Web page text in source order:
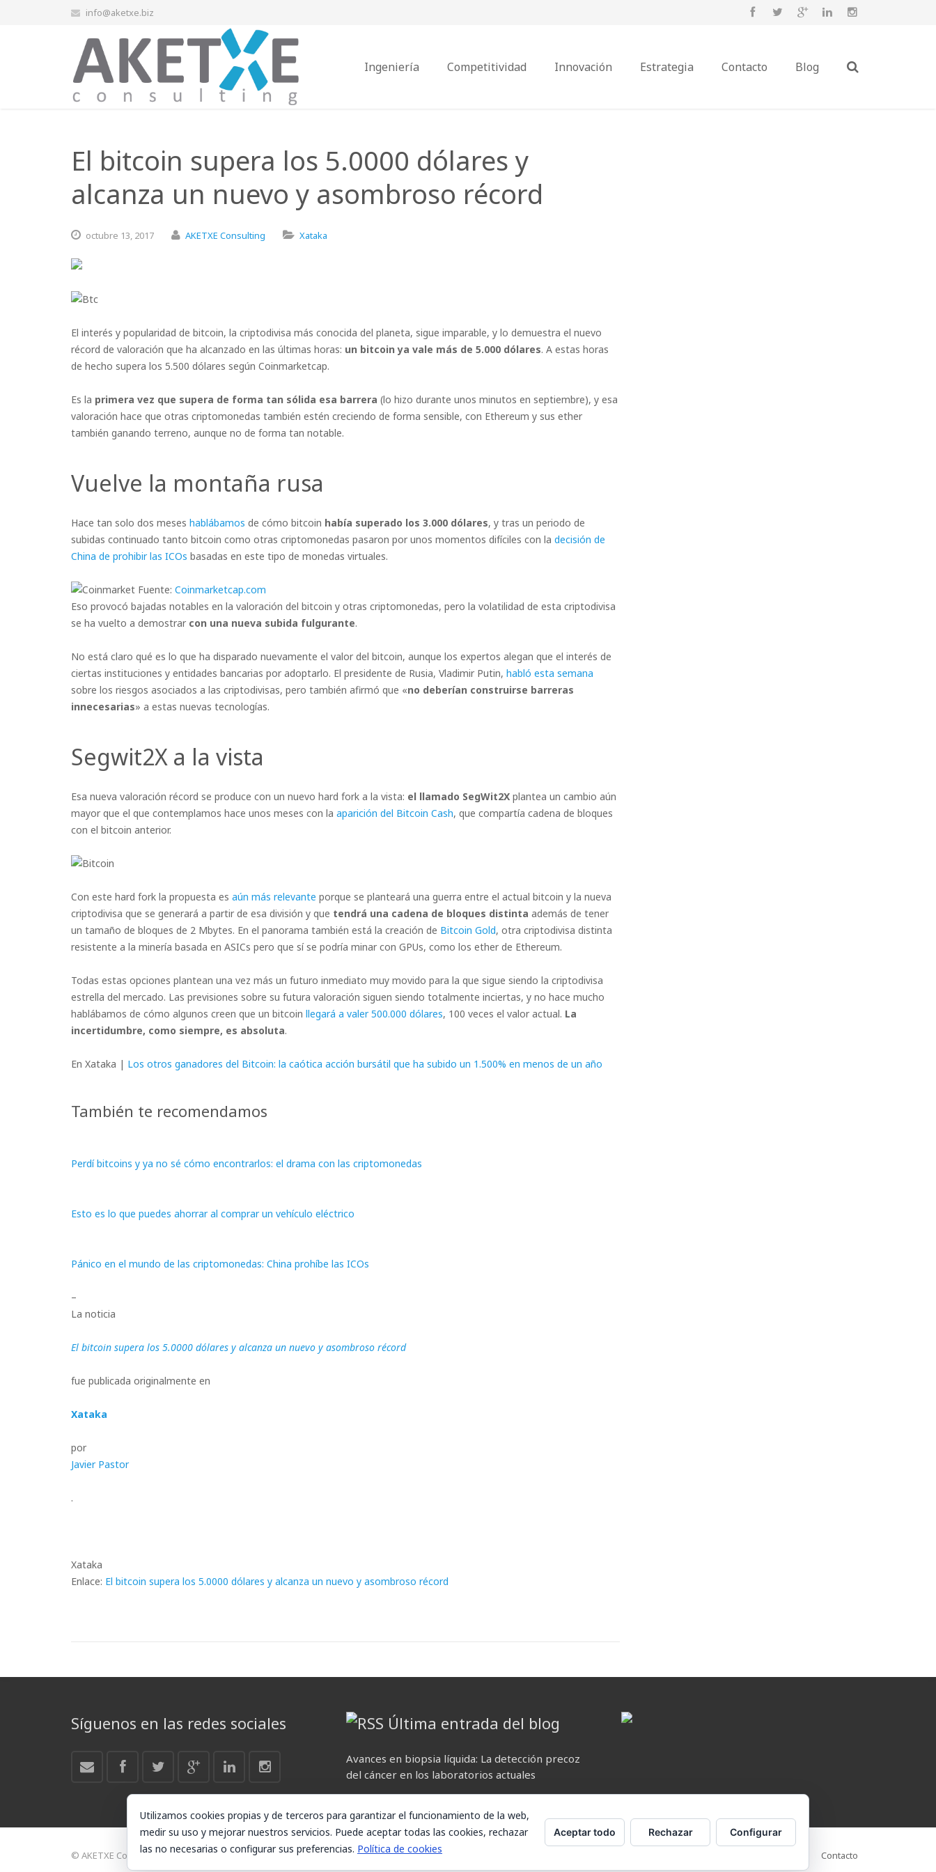
info@aketxe.biz
Ingeniería Competitividad Innovación Estrategia Contacto Blog
El bitcoin supera los 5.0000 dólares y
alcanza un nuevo y asombroso récord
octubre 13, 2017 AKETXE Consulting Xataka
El interés y popularidad de bitcoin, la criptodivisa más conocida del planeta, sigue imparable, y lo demuestra el nuevo
récord de valoración que ha alcanzado en las últimas horas: un bitcoin ya vale más de 5.000 dólares. A estas horas
de hecho supera los 5.500 dólares según Coinmarketcap.
Es la primera vez que supera de forma tan sólida esa barrera (lo hizo durante unos minutos en septiembre), y esa
valoración hace que otras criptomonedas también estén creciendo de forma sensible, con Ethereum y sus ether
también ganando terreno, aunque no de forma tan notable.
Vuelve la montaña rusa
Hace tan solo dos meses hablábamos de cómo bitcoin había superado los 3.000 dólares, y tras un periodo de
subidas continuado tanto bitcoin como otras criptomonedas pasaron por unos momentos difíciles con la decisión de
China de prohibir las ICOs basadas en este tipo de monedas virtuales.
Fuente: Coinmarketcap.com
Eso provocó bajadas notables en la valoración del bitcoin y otras criptomonedas, pero la volatilidad de esta criptodivisa
se ha vuelto a demostrar con una nueva subida fulgurante.
No está claro qué es lo que ha disparado nuevamente el valor del bitcoin, aunque los expertos alegan que el interés de
ciertas instituciones y entidades bancarias por adoptarlo. El presidente de Rusia, Vladimir Putin, habló esta semana
sobre los riesgos asociados a las criptodivisas, pero también afirmó que «no deberían construirse barreras
innecesarias» a estas nuevas tecnologías.
Segwit2X a la vista
Esa nueva valoración récord se produce con un nuevo hard fork a la vista: el llamado SegWit2X plantea un cambio aún
mayor que el que contemplamos hace unos meses con la aparición del Bitcoin Cash, que compartía cadena de bloques
con el bitcoin anterior.
Con este hard fork la propuesta es aún más relevante porque se planteará una guerra entre el actual bitcoin y la nueva
criptodivisa que se generará a partir de esa división y que tendrá una cadena de bloques distinta además de tener
un tamaño de bloques de 2 Mbytes. En el panorama también está la creación de Bitcoin Gold, otra criptodivisa distinta
resistente a la minería basada en ASICs pero que sí se podría minar con GPUs, como los ether de Ethereum.
Todas estas opciones plantean una vez más un futuro inmediato muy movido para la que sigue siendo la criptodivisa
estrella del mercado. Las previsiones sobre su futura valoración siguen siendo totalmente inciertas, y no hace mucho
hablábamos de cómo algunos creen que un bitcoin llegará a valer 500.000 dólares, 100 veces el valor actual. La
incertidumbre, como siempre, es absoluta.
En Xataka | Los otros ganadores del Bitcoin: la caótica acción bursátil que ha subido un 1.500% en menos de un año
También te recomendamos
Perdí bitcoins y ya no sé cómo encontrarlos: el drama con las criptomonedas
Esto es lo que puedes ahorrar al comprar un vehículo eléctrico
Pánico en el mundo de las criptomonedas: China prohíbe las ICOs
–
La noticia
El bitcoin supera los 5.0000 dólares y alcanza un nuevo y asombroso récord
fue publicada originalmente en
Xataka
por
Javier Pastor
.
Xataka
Enlace: El bitcoin supera los 5.0000 dólares y alcanza un nuevo y asombroso récord
Síguenos en las redes sociales Última entrada del blog
Avances en biopsia líquida: La detección precoz
del cáncer en los laboratorios actuales
© AKETXE Consulting, S.L. - Este sitio web utiliza cookies, consulte nuestra Política de cookies. Contacto
Utilizamos cookies propias y de terceros para garantizar el funcionamiento de la web,
medir su uso y mejorar nuestros servicios. Puede aceptar todas las cookies, rechazar
las no necesarias o configurar sus preferencias. Política de cookies
Aceptar todo Rechazar Configurar